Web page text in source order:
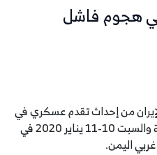
حوثيًا في هجوم فاشل
من إحداث تقدم عسكري في
المحاولات التي نفذتها أيام الجمعة والسبت 10-11 يناير 2020 في
اليمن.